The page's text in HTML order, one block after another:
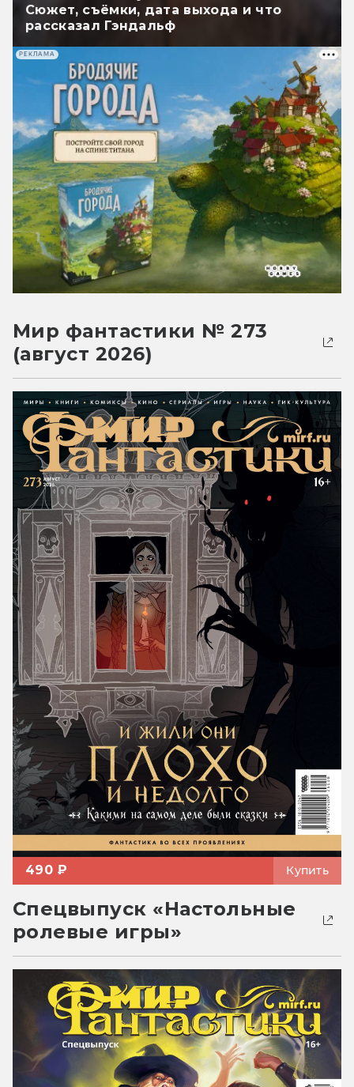
Сюжет, съёмки, дата выхода и что
рассказал Гэндальф
РЕКЛАМА
Мир фантастики № 273
(август 2026)
490 ₽ Купить
Спецвыпуск «Настольные
ролевые игры»